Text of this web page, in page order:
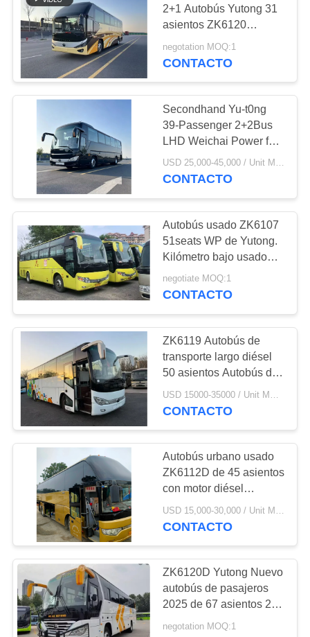
MAPA
DEL
SITIO
POLÍTICA
PRIVACIDAD
Camión volquete
usado
Autobús usado del
coche
391
Bus turístico usado
226
Camión de carga
usado
128
2+1 Autobús Yutong 31
asientos ZK6120
asientos de negocios
Airbag suspensión 2023
negotation MOQ:1
CONTACTO
Secondhand Yu-t0ng
39-Passenger 2+2Bus
LHD Weichai Power for
Travel Agency
Enterprise Long-
USD 25,000-45,000 / Unit MOQ:1 unidad
CONTACTO
Autobús usado ZK6107
51seats WP de Yutong.
Kilómetro bajo usado
motor posterior del bus
turístico
negotiate MOQ:1
CONTACTO
ZK6119 Autobús de
transporte largo diésel
50 asientos Autobús de
segunda mano Vehículo
de pasajeros a la venta
CONTACTO
Autobús urbano usado
ZK6112D de 45 asientos
con motor diésel
Autobús de larga
distancia para el
USD 15,000-30,000 / Unit MOQ:1 unidad
CONTACTO
ZK6120D Yutong Nuevo
autobús de pasajeros
2025 de 67 asientos 2 +
3 Diseño Dos puertas de
negotation MOQ:1